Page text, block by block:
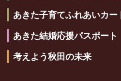
あきた子育てふれあいカー
あきた結婚応援パスポート
考えよう秋田の未来